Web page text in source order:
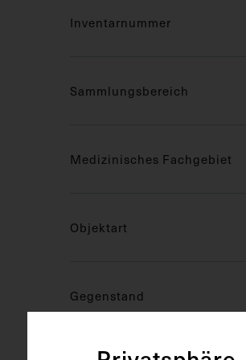
Inventarnummer
Sammlungsbereich
Medizinisches Fachgebiet
Objektart
Gegenstand